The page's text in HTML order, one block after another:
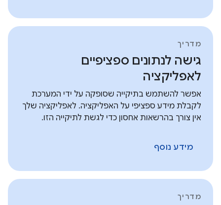
מדריך
גישה לנתונים ספציפיים
לאפליקציה
אפשר להשתמש בתיקייה שסופקה על ידי המערכת
לקבלת מידע ספציפי על האפליקציה. לאפליקציה שלך
אין צורך בהרשאות אחסון כדי לגשת לתיקייה הזו.
מידע נוסף
מדריך